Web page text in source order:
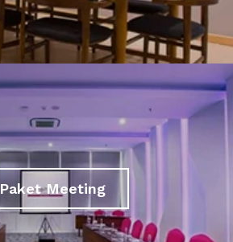
Paket Meeting